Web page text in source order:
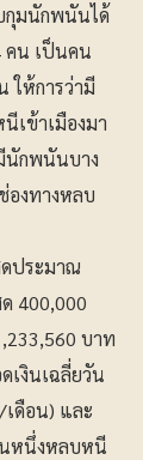
กุมนักพนันได้
คน เป็นคน
ให้การว่ามี
เข้าเมืองมา
นักพนันบาง
องทางหลบ
ดประมาณ
400,000
บาท
งินเฉลี่ยวัน
ดือน) และ
นหนึ่งหลบหนี